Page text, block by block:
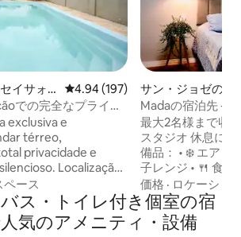
イサォ
レビュー197件、5つ星中4.94つ
4.94 (197)
での完全なプライバ
のスーツ
exclusiva e
térreo,
privacidade e
Localização
Conceição. Casa a 5
da Lagoa, de
de ônibus, ponto de
ペース
サン・ジョゼのゲ
ト
Madaの宿泊先 -
最大2名様まで収
スタジオ 休息に
備品： • ❄️ エアコン • 🧊 ミニバー • 🍽️ 電
子レンジ • 🍴 食
接続とエンターテイメ
Fi • 📺 スマートテレビ • 🍿 Netflix利用可
能 屋外エリア： • 🏖️素晴らしい景色を望
む共用プール すべてに近い絶好のロケー
価格 · ロケーショ
ス・トイレ付き個室の宿
気のアメニティ・設備